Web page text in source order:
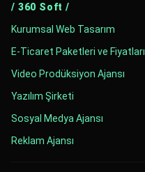
/ 360 Soft /
Kurumsal Web Tasarım
E-Ticaret Paketleri ve Fiyatları
Video Prodüksiyon Ajansı
Yazılım Şirketi
Sosyal Medya Ajansı
Reklam Ajansı